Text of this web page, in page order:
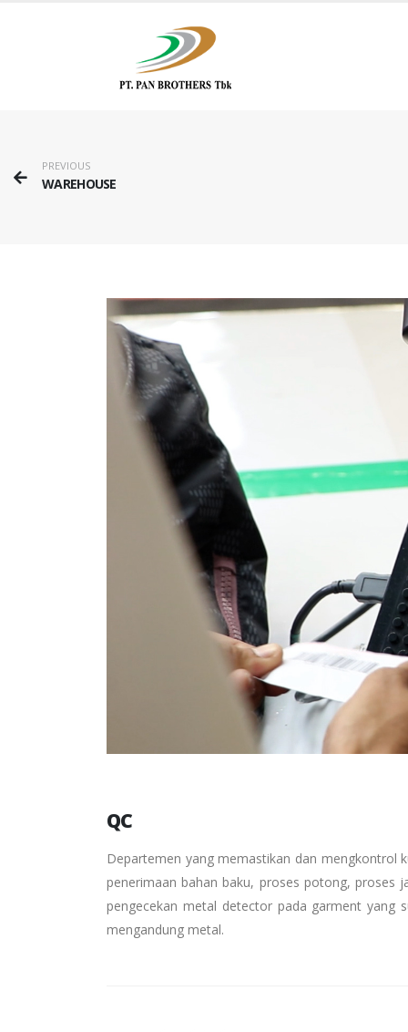
PREVIOUS
WAREHOUSE
QC
Departemen yang memastikan dan mengkontrol
penerimaan bahan baku, proses potong, proses
pengecekan metal detector pada garment yang
mengandung metal.